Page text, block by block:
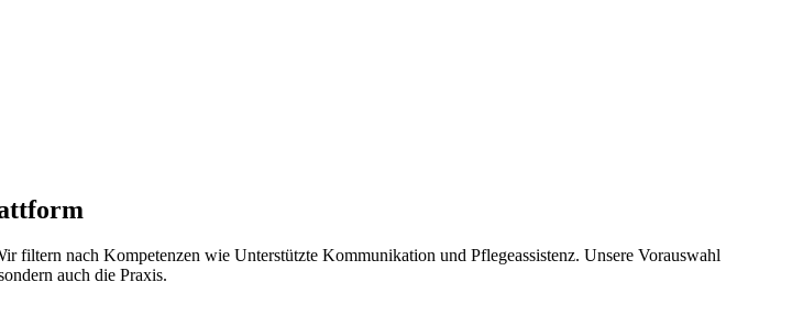
filtern nach Kompetenzen wie Unterstützte Kommunikation und Pflegeassistenz. Unsere Vorauswahl
auch die Praxis.